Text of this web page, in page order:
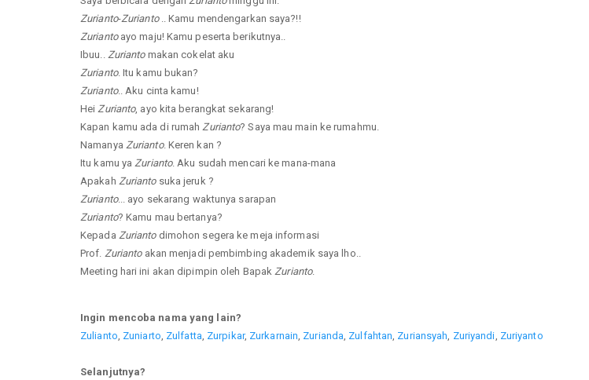
Zurianto-Zurianto.. Kamu mendengarkan saya?!!
Zuriantoayo maju! Kamu peserta berikutnya..
Ibuu.. Zuriantomakan cokelat aku
Zurianto. Itu kamu bukan?
Zurianto.. Aku cinta kamu!
Hei Zurianto, ayo kita berangkat sekarang!
Kapan kamu ada di rumah Zurianto? Saya mau main ke rumahmu.
Namanya Zurianto. Keren kan ?
Itu kamu ya Zurianto. Aku sudah mencari ke mana-mana
Apakah Zuriantosuka jeruk ?
Zurianto... ayo sekarang waktunya sarapan
Zurianto? Kamu mau bertanya?
Kepada Zuriantodimohon segera ke meja informasi
Prof. Zuriantoakan menjadi pembimbing akademik saya lho..
Meeting hari ini akan dipimpin oleh Bapak Zurianto.
Ingin mencoba nama yang lain?
Zulianto Zuniarto Zulfatta Zurpikar, Zurkarnain Zurianda Zulfahtan Zuriansyah Zuriyandi Zuriyanto
Selanjutnya?